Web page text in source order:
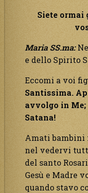
Siete
Maria SS.ma:
e dello Spirito
Eccomi a voi
Santissima.
avvolgo in
Satana!
Amati bambini
nel vedervi
del santo
Gesù e Madre
quando stavo